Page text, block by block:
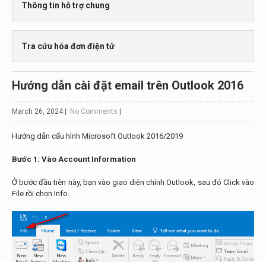
Hướng dẫn cài đặt email trên Outlook 2007 – 2010
Hướng dẫn đăng nhập tài khoản Email Admin
Thông tin hỗ trợ chung
Kênh hỗ trợ
Các kênh hỗ trợ 24/7
Điều kiện và Điều khoản cung cấp dịch vụ
Tra cứu hóa đơn điện tử
Hướng dẫn cài đặt email trên Outlook 2016
March 26, 2024 No Comments
Hướng dẫn cấu hình Microsoft Outlook 2016/2019
Bước 1: Vào Account Information
Ở bước đầu tiên này, bạn vào giao diện chính Outlook, sau đó Click vào
File rồi chọn Info.